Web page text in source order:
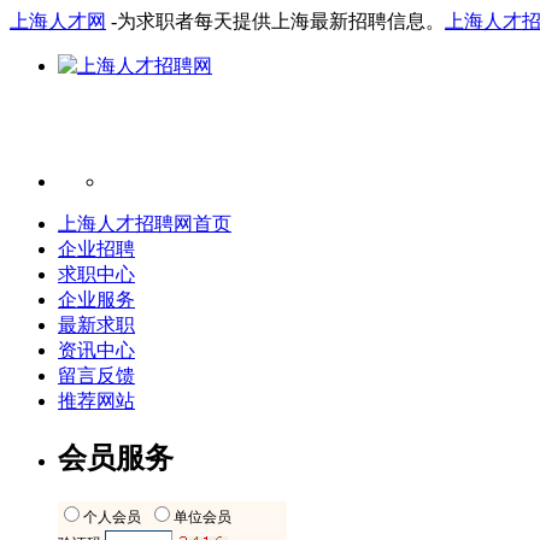
上海人才网 -为求职者每天提供上海最新招聘信息。 上海人才
上海人才招聘网首页
企业招聘
求职中心
企业服务
最新求职
资讯中心
留言反馈
推荐网站
会员服务